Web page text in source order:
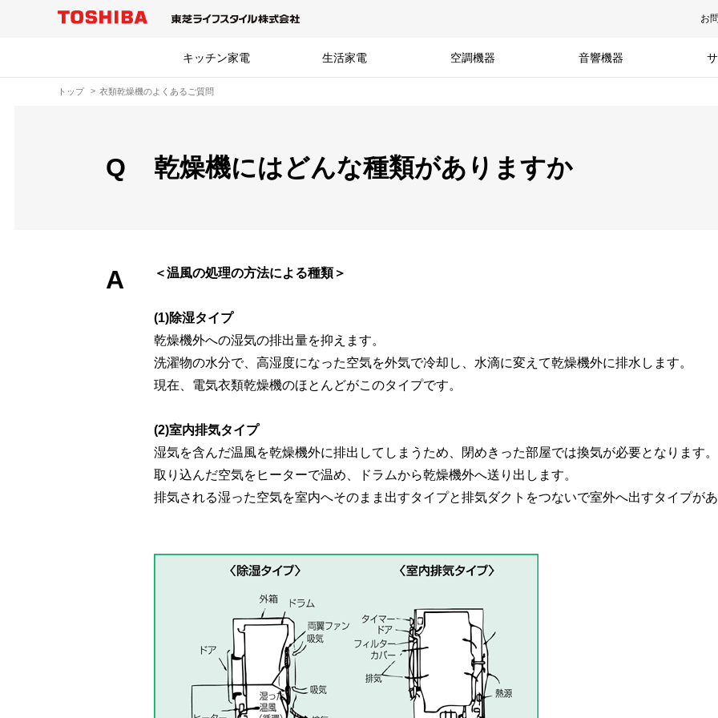
お
キッチン家電 生活家電 空調機器 音響機器
トップ 衣類乾燥機のよくあるご質問
Q 乾燥機にはどんな種類がありますか
A ＜温風の処理の方法による種類＞
(1)除湿タイプ
乾燥機外への湿気の排出量を抑えます。
洗濯物の水分で、高湿度になった空気を外気で冷却し、水滴に変えて乾燥機外に排水します。
現在、電気衣類乾燥機のほとんどがこのタイプです。
(2)室内排気タイプ
湿気を含んだ温風を乾燥機外に排出してしまうため、閉めきった部屋では換気が必要となります。
取り込んだ空気をヒーターで温め、ドラムから乾燥機外へ送り出します。
排気される湿った空気を室内へそのまま出すタイプと排気ダクトをつないで室外へ出すタイプが